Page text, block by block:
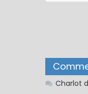
Charlot